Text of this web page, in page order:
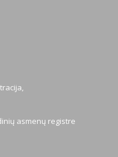
asmenų registre